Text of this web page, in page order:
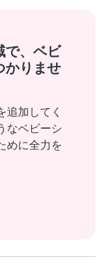
で、ベビ
かりませ
追加してく
なベビーシ
めに全力を